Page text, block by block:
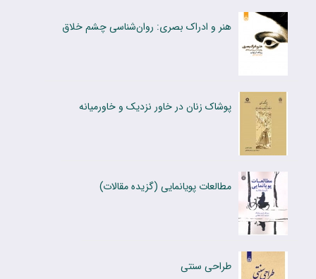
هنر و ادراک بصری: روان‌شناسی چشم خلاق
پوشاک زنان در خاور نزدیک و خاورمیانه
مطالعات پویانمایی (گزیده مقالات)
طراحی سنتی